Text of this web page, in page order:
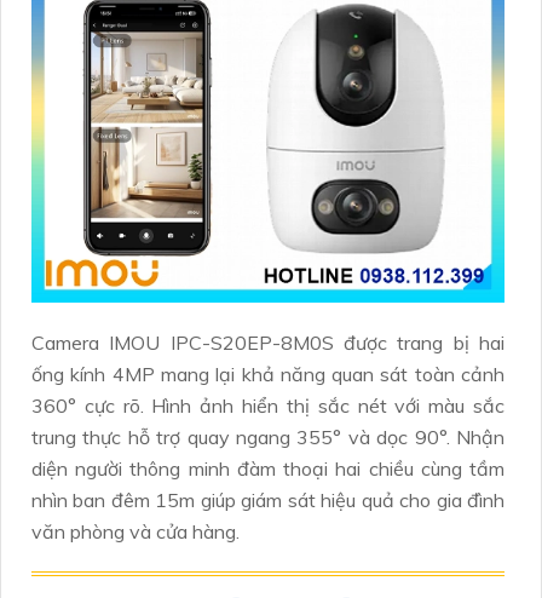
Camera IMOU IPC-S20EP-8M0S được trang bị hai
ống kính 4MP mang lại khả năng quan sát toàn cảnh
360° cực rõ. Hình ảnh hiển thị sắc nét với màu sắc
trung thực hỗ trợ quay ngang 355° và dọc 90°. Nhận
diện người thông minh đàm thoại hai chiều cùng tầm
nhìn ban đêm 15m giúp giám sát hiệu quả cho gia đình
văn phòng và cửa hàng.